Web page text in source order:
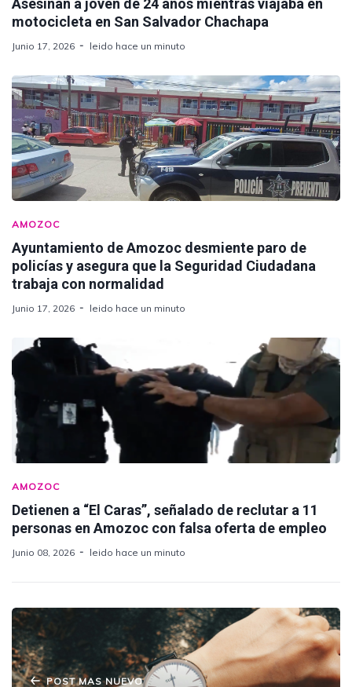
Asesinan a joven de 24 años mientras viajaba en
motocicleta en San Salvador Chachapa
Junio 17, 2026 leido hace un minuto
AMOZOC
Ayuntamiento de Amozoc desmiente paro de
policías y asegura que la Seguridad Ciudadana
trabaja con normalidad
Junio 17, 2026 leido hace un minuto
AMOZOC
Detienen a “El Caras”, señalado de reclutar a 11
personas en Amozoc con falsa oferta de empleo
Junio 08, 2026 leido hace un minuto
POST MAS NUEVO